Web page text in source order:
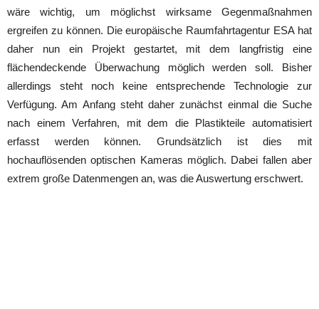
wäre wichtig, um möglichst wirksame Gegenmaßnahmen
ergreifen zu können. Die europäische Raumfahrtagentur ESA hat
daher nun ein Projekt gestartet, mit dem langfristig eine
flächendeckende Überwachung möglich werden soll. Bisher
allerdings steht noch keine entsprechende Technologie zur
Verfügung. Am Anfang steht daher zunächst einmal die Suche
nach einem Verfahren, mit dem die Plastikteile automatisiert
erfasst werden können. Grundsätzlich ist dies mit
hochauflösenden optischen Kameras möglich. Dabei fallen aber
extrem große Datenmengen an, was die Auswertung erschwert.